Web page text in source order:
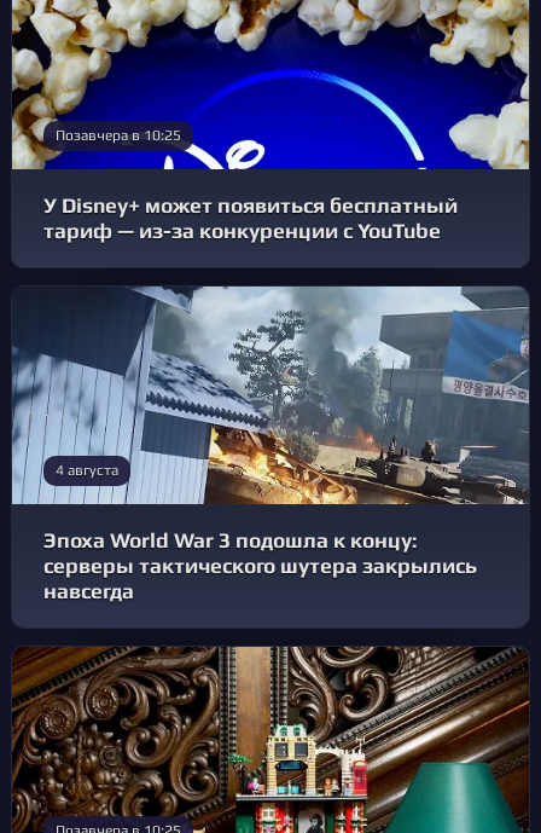
Позавчера в 10:25
У Disney+ может появиться бесплатный
тариф — из-за конкуренции с YouTube
4 августа
Эпоха World War 3 подошла к концу:
серверы тактического шутера закрылись
навсегда